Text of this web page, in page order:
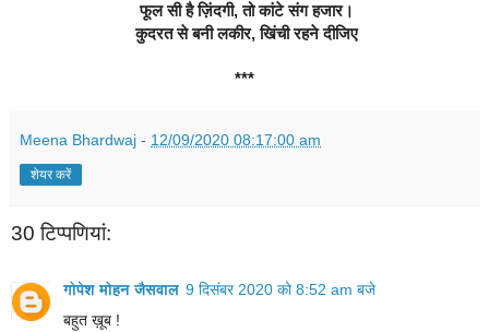
फूल सी है ज़िंदगी, तो कांटे संग हजार।
कुदरत से बनी लकीर, खिंची रहने दीजिए
***
Meena Bhardwaj - 12/09/2020 08:17:00 am
शेयर करें
30 टिप्‍पणियां:
गोपेश मोहन जैसवाल 9 दिसंबर 2020 को 8:52 am बजे
बहुत ख़ूब !